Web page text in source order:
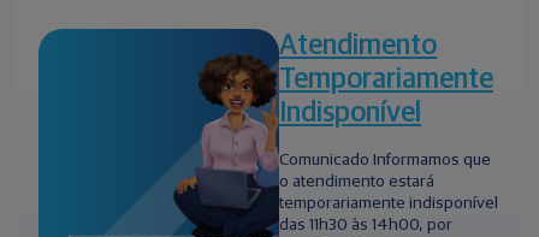
Atendimento
Temporariamente
Indisponível
Comunicado Informamos que
o atendimento estará
temporariamente indisponível
das 11h30 às 14h00, por